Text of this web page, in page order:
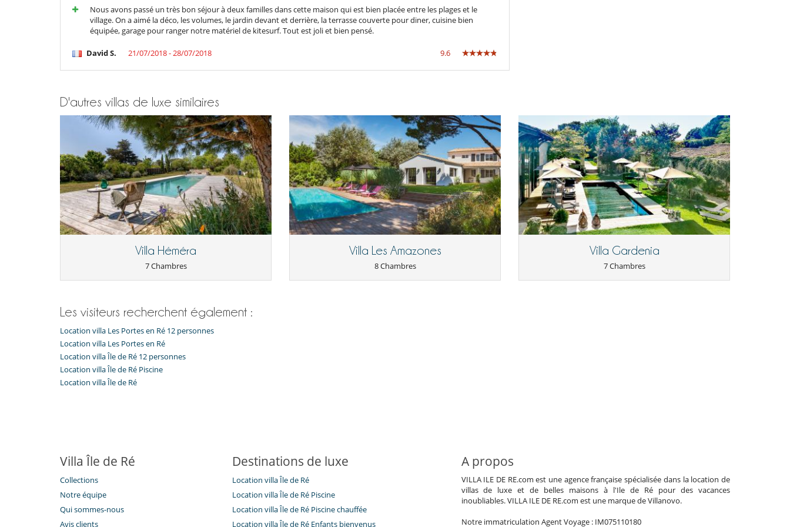
Cuisine équipée
Cuisine indépendante
Cuisinière
Fer à repasser
Grille pain
Hotte aspirante
Lave vaisselle
Micro-ondes
Plaques à induction
Réfrigérateur
Enfants
Chaise haute
Enfants bienvenus
Lit bébé
Equipement, installations, évènements
Chauffage
Loisirs, bien-être & activités sportives
Accès internet (wifi)
Music speaker
Piscine extérieure chauffée
Système de sécurité piscine
Pour votre confort et votre agrément
Cheminée
Salon
Nous avons passé un très bon séjour à deux familles dans cette maison qui est bien placée entre les plages et le
village. On a aimé la déco, les volumes, le jardin devant et derrière, la terrasse couverte pour diner, cuisine bien
équipée, garage pour ranger notre matériel de kitesurf. Tout est joli et bien pensé.
David S. 21/07/2018 - 28/07/2018 9.6
D'autres villas de luxe similaires
Villa Héméra
7 Chambres
Villa Les Amazones
8 Chambres
Villa Gardenia
7 Chambres
Les visiteurs recherchent également :
Location villa Les Portes en Ré 12 personnes
Location villa Les Portes en Ré
Location villa Île de Ré 12 personnes
Location villa Île de Ré Piscine
Location villa Île de Ré
Villa Île de Ré
Collections
Notre équipe
Qui sommes-nous
Avis clients
Destinations de luxe
Location villa Île de Ré
Location villa Île de Ré Piscine
Location villa Île de Ré Piscine chauffée
Location villa Île de Ré Enfants bienvenus
A propos
VILLA ILE DE RE.com est une agence française spécialisée dans la location de
villas de luxe et de belles maisons à l'Ile de Ré pour des vacances
inoubliables. VILLA ILE DE RE.com est une marque de Villanovo.
Notre immatriculation Agent Voyage : IM075110180